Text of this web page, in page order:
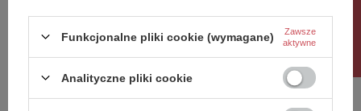
Napisz swoją opinię
Twoja ocena:
Funkcjonalne pliki cookie (wymagane)
Zawsze
aktywne
Analityczne pliki cookie